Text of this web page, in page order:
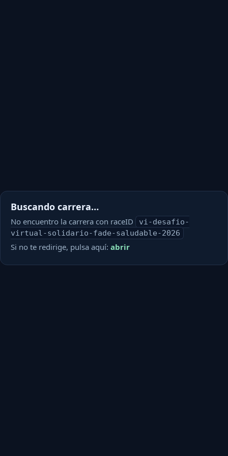
Buscando carrera…
No encuentro la carrera con raceID
vi-desafio-
virtual-solidario-fade-saludable-2026
Si no te redirige, pulsa aquí: abrir